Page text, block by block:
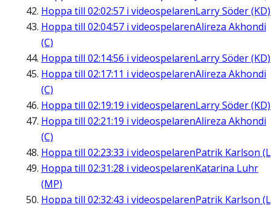
Hoppa till 02:02:57 i videospelarenLarry Söder (KD)
Hoppa till 02:04:57 i videospelarenAlireza Akhondi
(C)
Hoppa till 02:14:56 i videospelarenLarry Söder (KD)
Hoppa till 02:17:11 i videospelarenAlireza Akhondi
(C)
Hoppa till 02:19:19 i videospelarenLarry Söder (KD)
Hoppa till 02:21:19 i videospelarenAlireza Akhondi
(C)
Hoppa till 02:23:33 i videospelarenPatrik Karlson
Hoppa till 02:31:28 i videospelarenKatarina Luhr
(MP)
Hoppa till 02:32:43 i videospelarenPatrik Karlson